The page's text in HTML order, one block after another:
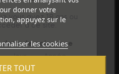
donner votre
appuyez sur le
les cookies
TOUT
vous avez 18 ans ou
à ce site.
de naissance
Jour Année